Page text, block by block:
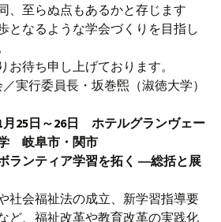
、至らぬ点もあるかと存じます
となるような学会づくりを目指し
お待ち申し上げております。
実行委員長・坂巻煕（淑徳大学）
25日～26日 ホテルグランヴェー
岐阜市・関市
ランティア学習を拓く ―総括と展
社会福祉法の成立、新学習指導要
ど、福祉改革や教育改革の実践化